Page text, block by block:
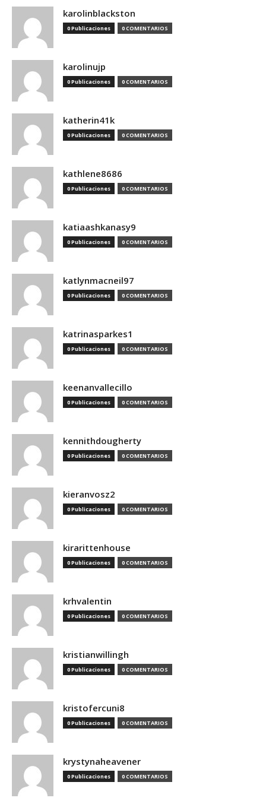
karolinblackston
0 Publicaciones 0 COMENTARIOS
karolinujp
0 Publicaciones 0 COMENTARIOS
katherin41k
0 Publicaciones 0 COMENTARIOS
kathlene8686
0 Publicaciones 0 COMENTARIOS
katiaashkanasy9
0 Publicaciones 0 COMENTARIOS
katlynmacneil97
0 Publicaciones 0 COMENTARIOS
katrinasparkes1
0 Publicaciones 0 COMENTARIOS
keenanvallecillo
0 Publicaciones 0 COMENTARIOS
kennithdougherty
0 Publicaciones 0 COMENTARIOS
kieranvosz2
0 Publicaciones 0 COMENTARIOS
kirarittenhouse
0 Publicaciones 0 COMENTARIOS
krhvalentin
0 Publicaciones 0 COMENTARIOS
kristianwillingh
0 Publicaciones 0 COMENTARIOS
kristofercuni8
0 Publicaciones 0 COMENTARIOS
krystynaheavener
0 Publicaciones 0 COMENTARIOS